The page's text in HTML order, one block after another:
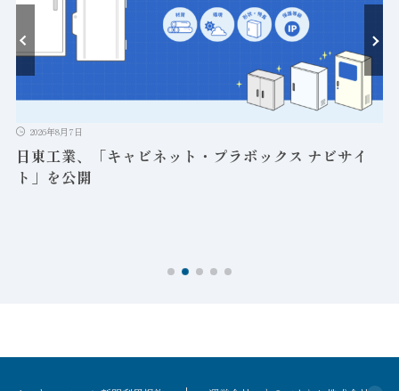
2026年8月7日
日東工業、「キャビネット・プラボックス ナビサイ
ト」を公開